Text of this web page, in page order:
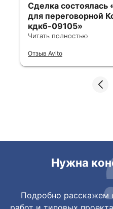
Сделка состоялась
для переговорной
кдкб-09105»
ответы очень
Все подробно
складах их
Читать полностью
Отзыв Avito
Нужна
Подробно расскажем